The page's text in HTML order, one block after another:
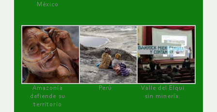
México
Amazonía
defiende su
territorio
Perú
Valle del Elqui
sin minería.